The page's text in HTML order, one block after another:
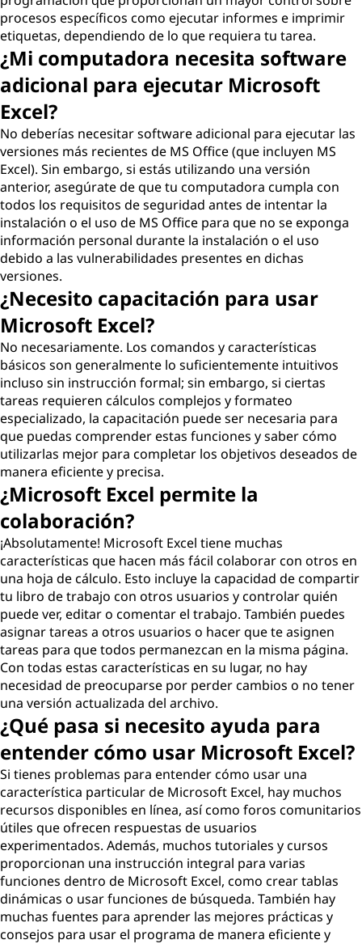
procesos específicos como ejecutar informes e imprimir
etiquetas, dependiendo de lo que requiera tu tarea.
¿Mi computadora necesita software
adicional para ejecutar Microsoft
Excel?
No deberías necesitar software adicional para ejecutar las
versiones más recientes de MS Office (que incluyen MS
Excel). Sin embargo, si estás utilizando una versión
anterior, asegúrate de que tu computadora cumpla con
todos los requisitos de seguridad antes de intentar la
instalación o el uso de MS Office para que no se exponga
información personal durante la instalación o el uso
debido a las vulnerabilidades presentes en dichas
versiones.
¿Necesito capacitación para usar
Microsoft Excel?
No necesariamente. Los comandos y características
básicos son generalmente lo suficientemente intuitivos
incluso sin instrucción formal; sin embargo, si ciertas
tareas requieren cálculos complejos y formateo
especializado, la capacitación puede ser necesaria para
que puedas comprender estas funciones y saber cómo
utilizarlas mejor para completar los objetivos deseados de
manera eficiente y precisa.
¿Microsoft Excel permite la
colaboración?
¡Absolutamente! Microsoft Excel tiene muchas
características que hacen más fácil colaborar con otros en
una hoja de cálculo. Esto incluye la capacidad de compartir
tu libro de trabajo con otros usuarios y controlar quién
puede ver, editar o comentar el trabajo. También puedes
asignar tareas a otros usuarios o hacer que te asignen
tareas para que todos permanezcan en la misma página.
Con todas estas características en su lugar, no hay
necesidad de preocuparse por perder cambios o no tener
una versión actualizada del archivo.
¿Qué pasa si necesito ayuda para
entender cómo usar Microsoft Excel?
Si tienes problemas para entender cómo usar una
característica particular de Microsoft Excel, hay muchos
recursos disponibles en línea, así como foros comunitarios
útiles que ofrecen respuestas de usuarios
experimentados. Además, muchos tutoriales y cursos
proporcionan una instrucción integral para varias
funciones dentro de Microsoft Excel, como crear tablas
dinámicas o usar funciones de búsqueda. También hay
muchas fuentes para aprender las mejores prácticas y
consejos para usar el programa de manera eficiente y